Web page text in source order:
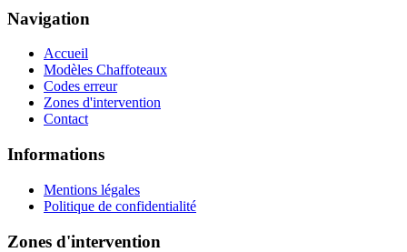
Navigation
Accueil
Modèles Chaffoteaux
Codes erreur
Zones d'intervention
Contact
Informations
Mentions légales
Politique de confidentialité
Zones d'intervention